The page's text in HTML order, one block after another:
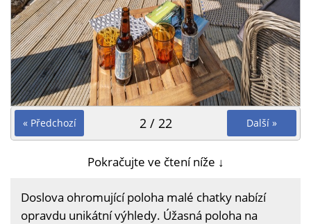
« Předchozí Další »
2 / 22
Pokračujte ve čtení níže ↓
Doslova ohromující poloha malé chatky nabízí
opravdu unikátní výhledy. Úžasná poloha na